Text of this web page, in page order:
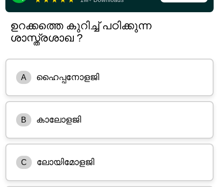
ഉറക്കത്തെ കുറിച്ച് പഠിക്കുന്ന
ശാസ്ത്രശാഖ ?
A ഹൈപ്പനോളജി
B കാലോളജി
C ലോയിമോളജി